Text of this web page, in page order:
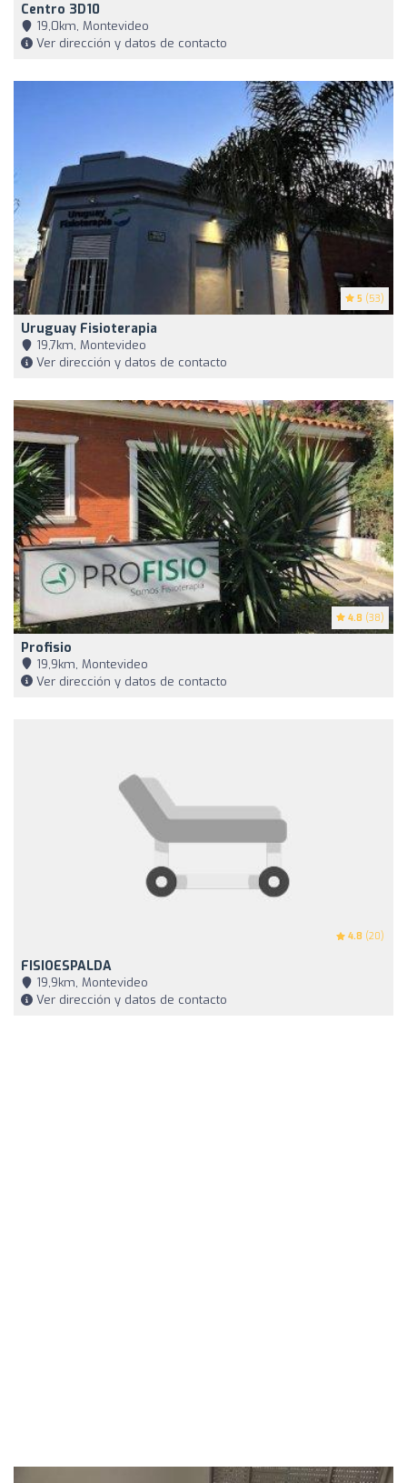
Centro 3D10
19,0km, Montevideo
Ver dirección y datos de contacto
5 (53)
Uruguay Fisioterapia
19,7km, Montevideo
Ver dirección y datos de contacto
4.8 (38)
Profisio
19,9km, Montevideo
Ver dirección y datos de contacto
4.8 (20)
FISIOESPALDA
19,9km, Montevideo
Ver dirección y datos de contacto